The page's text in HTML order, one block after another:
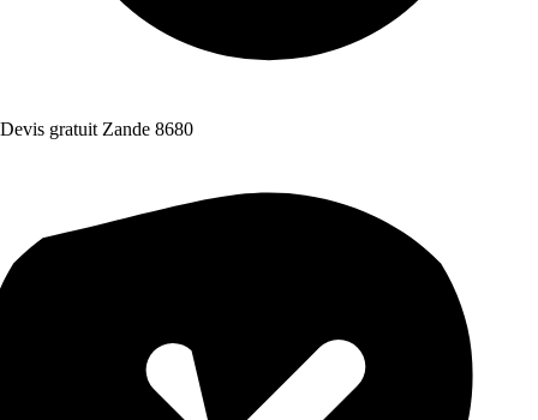
Devis gratuit Zande 8680